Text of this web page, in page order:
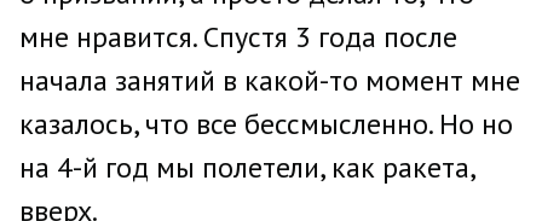
мне нравится. Спустя 3 года после
начала занятий в какой-то момент мне
казалось, что все бессмысленно. Но но
на 4-й год мы полетели, как ракета,
вверх.